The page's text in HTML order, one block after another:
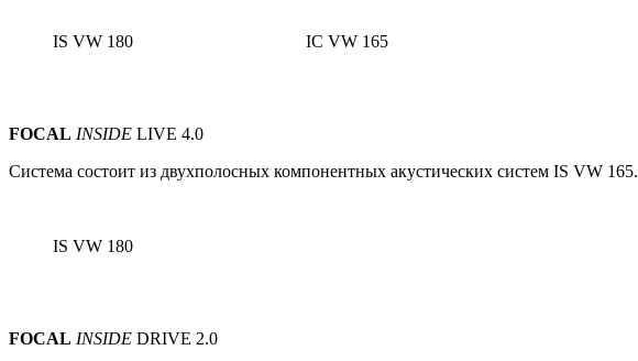
IS VW 180 IC VW 165
FOCAL INSIDE LIVE 4.0
Система состоит из двухполосных компонентных акустических систем IS VW 165.
IS VW 180
FOCAL INSIDE DRIVE 2.0